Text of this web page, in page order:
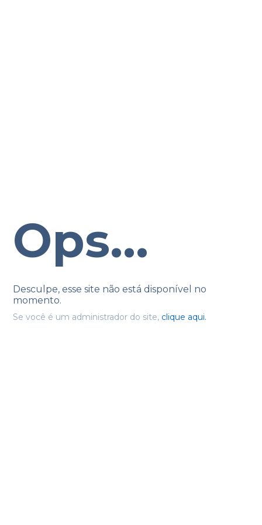
Ops...
Desculpe, esse site não está disponível no
momento.
Se você é um administrador do site, clique aqui.